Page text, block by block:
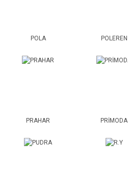
POLA POLEREN
PRAHAR PRİMODA